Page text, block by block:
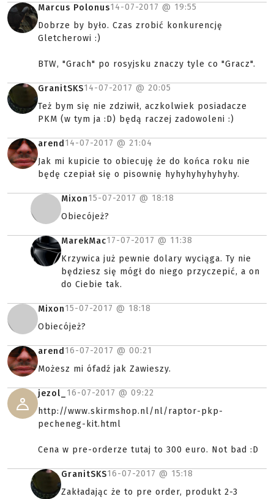
Marcus Polonus14-07-2017 @ 19:55
Dobrze by było. Czas zrobić konkurencję
Gletcherowi :)
BTW, "Grach" po rosyjsku znaczy tyle co "Gracz".
GranitSKS14-07-2017 @ 20:05
Też bym się nie zdziwił, aczkolwiek posiadacze
PKM (w tym ja :D) będą raczej zadowoleni :)
arend 14-07-2017 @ 21:04
Jak mi kupicie to obiecuję że do końca roku nie
będę czepiał się o pisownię hyhyhyhyhyhyhy.
Mixon15-07-2017 @ 18:18
Obiecójeż?
MarekMac17-07-2017 @ 11:38
Krzywica już pewnie dolary wyciąga. Ty nie
będziesz się mógł do niego przyczepić, a on
do Ciebie tak.
Mixon15-07-2017 @ 18:18
Obiecójeż?
arend 16-07-2017 @ 00:21
Możesz mi ófadź jak Zawieszy.
jezol_ 16-07-2017 @ 09:22
http://www.skirmshop.nl/nl/raptor-pkp-
pecheneg-kit.html
Cena w pre-orderze tutaj to 300 euro. Not bad :D
GranitSKS16-07-2017 @ 15:18
Zakładając że to pre order, produkt 2-3